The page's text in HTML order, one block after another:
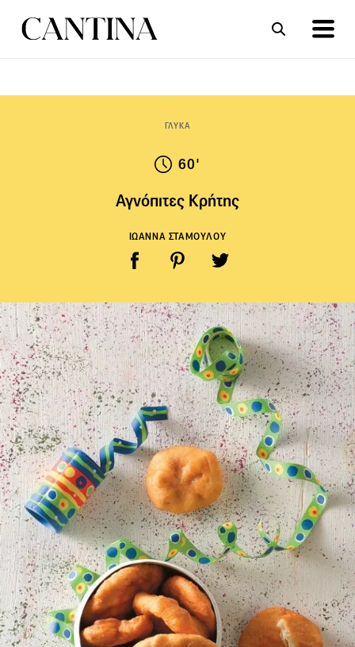
ΓΛΥΚΑ
60'
Αγνόπιτες Κρήτης
ΙΩΑΝΝΑ ΣΤΑΜΟΥΛΟΥ